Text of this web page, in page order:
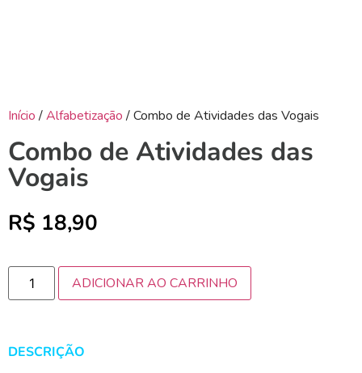
Início /Alfabetização / Combo de Atividades das Vogais
Combo de Atividades das
Vogais
R$ 18,90
ADICIONAR AO CARRINHO
DESCRIÇÃO